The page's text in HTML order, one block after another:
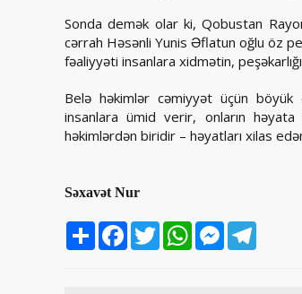
Sonda demək olar ki, Qobustan
cərrah Həsənli Yunis Əflatun oğlu öz
fəaliyyəti insanlara xidmətin,
Belə həkimlər cəmiyyət üçün
insanlara ümid verir, onların
həkimlərdən biridir – həyatları xilas
Səxavət Nur
Share FacebookTwitterWhatsAppMessenger